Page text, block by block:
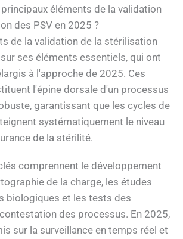
éléments de la validation
des PSV en 2025 ?
de la validation de la stérilisation
ses éléments essentiels, qui ont
à l'approche de 2025. Ces
l'épine dorsale d'un processus
garantissant que les cycles de
systématiquement le niveau
de la stérilité.
comprennent le développement
de la charge, les études
biologiques et les tests des
des processus. En 2025,
sur la surveillance en temps réel et